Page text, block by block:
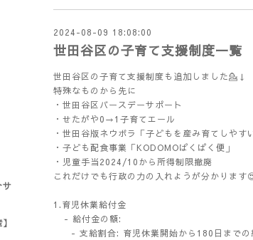
2024-08-09 18:08:00
世田谷区の子育て支援制度一覧
世田谷区の子育て支援制度も追加しました💁↓
特殊なものから先に
・世田谷区バースデーサポート
・せたがや0→1子育てエール
・世田谷版ネウボラ「子どもを産み育てしや
・子ども配食事業「KODOMOぱくぱく便」
・児童手当2024/10から所得制限撤廃
これだけでも行政の力の入れようが分かります
1.育児休業給付金
- 給付金の額:
- 支給割合: 育児休業開始から180日までの
サ